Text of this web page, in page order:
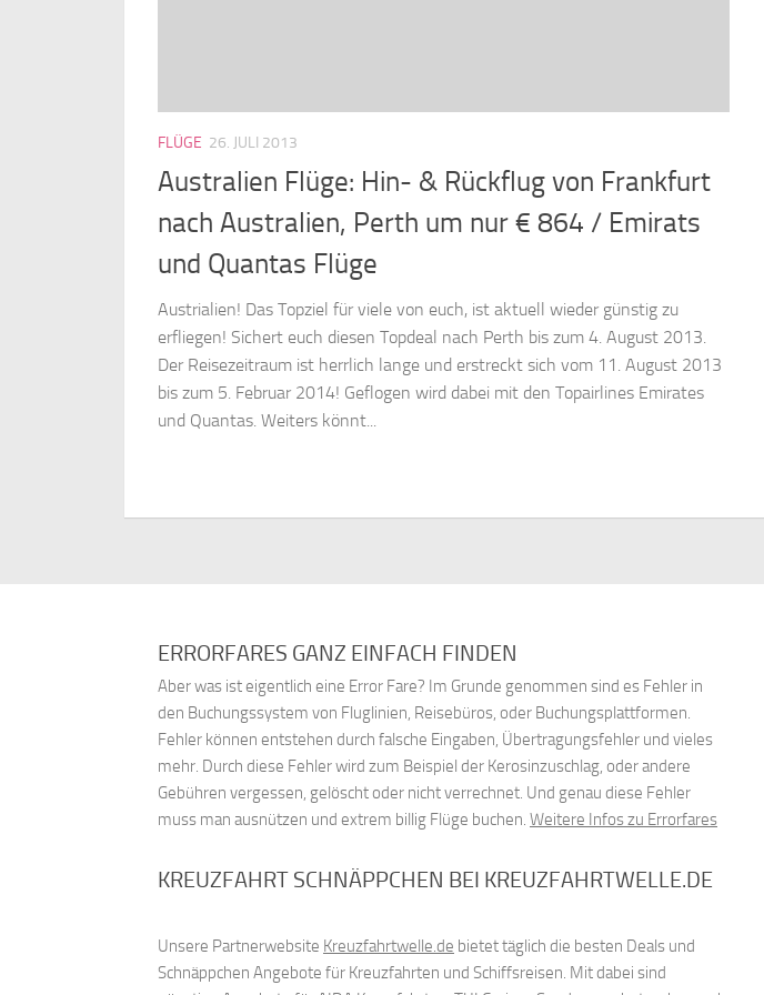
FLÜGE 26. JULI 2013
Australien Flüge: Hin- & Rückflug von Frankfurt
nach Australien, Perth um nur € 864 / Emirats
und Quantas Flüge
Austrialien! Das Topziel für viele von euch, ist aktuell wieder günstig zu
erfliegen! Sichert euch diesen Topdeal nach Perth bis zum 4. August 2013.
Der Reisezeitraum ist herrlich lange und erstreckt sich vom 11. August 2013
bis zum 5. Februar 2014! Geflogen wird dabei mit den Topairlines Emirates
und Quantas. Weiters könnt...
ERRORFARES GANZ EINFACH FINDEN
Aber was ist eigentlich eine Error Fare? Im Grunde genommen sind es Fehler in
den Buchungssystem von Fluglinien, Reisebüros, oder Buchungsplattformen.
Fehler können entstehen durch falsche Eingaben, Übertragungsfehler und vieles
mehr. Durch diese Fehler wird zum Beispiel der Kerosinzuschlag, oder andere
Gebühren vergessen, gelöscht oder nicht verrechnet. Und genau diese Fehler
muss man ausnützen und extrem billig Flüge buchen. Weitere Infos zu Errorfares
KREUZFAHRT SCHNÄPPCHEN BEI KREUZFAHRTWELLE.DE
Unsere Partnerwebsite Kreuzfahrtwelle.de bietet täglich die besten Deals und
Schnäppchen Angebote für Kreuzfahrten und Schiffsreisen. Mit dabei sind